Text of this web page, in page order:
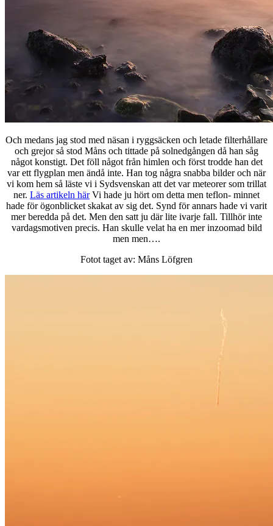
Och medans jag stod med näsan i ryggsäcken och letade filterhållare
och grejor så stod Måns och tittade på solnedgången då han såg
något konstigt. Det föll något från himlen och först trodde han det
var ett flygplan men ändå inte. Han tog några snabba bilder och när
vi kom hem så läste vi i Sydsvenskan att det var meteorer som trillat
ner. Läs artikeln härVi hade ju hört om detta men teflon- minnet
hade för ögonblicket skakat av sig det. Synd för annars hade vi varit
mer beredda på det. Men den satt ju där lite ivarje fall. Tillhör inte
vardagsmotiven precis. Han skulle velat ha en mer inzoomad bild
men men….
Fotot taget av: Måns Löfgren